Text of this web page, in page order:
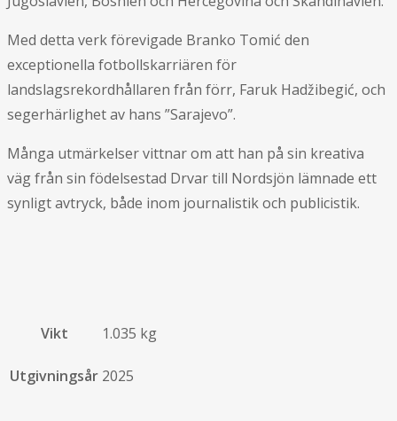
Med detta verk förevigade Branko Tomić den
exceptionella fotbollskarriären för
landslagsrekordhållaren från förr, Faruk Hadžibegić, och
segerhärlighet av hans ”Sarajevo”.
Många utmärkelser vittnar om att han på sin kreativa
väg från sin födelsestad Drvar till Nordsjön lämnade ett
synligt avtryck, både inom journalistik och publicistik.
Vikt 1.035 kg
Utgivningsår 2025